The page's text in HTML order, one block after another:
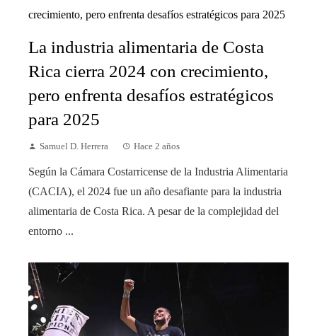
La industria alimentaria de Costa
Rica cierra 2024 con crecimiento,
pero enfrenta desafíos estratégicos
para 2025
Samuel D. Herrera Hace 2 años
Según la Cámara Costarricense de la Industria Alimentaria
(CACIA), el 2024 fue un año desafiante para la industria
alimentaria de Costa Rica. A pesar de la complejidad del
entorno ...